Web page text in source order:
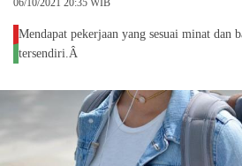
06/10/2021 20:35 WIB
Mendapat pekerjaan yang sesuai minat dan
tersendiri.Â